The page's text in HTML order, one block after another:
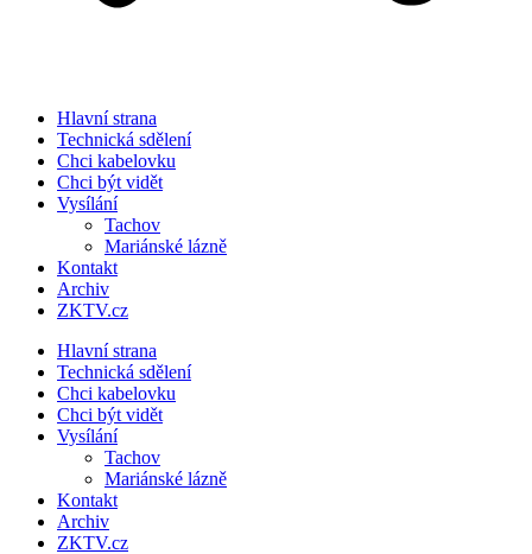
Hlavní strana
Technická sdělení
Chci kabelovku
Chci být vidět
Vysílání
Tachov
Mariánské lázně
Kontakt
Archiv
ZKTV.cz
Hlavní strana
Technická sdělení
Chci kabelovku
Chci být vidět
Vysílání
Tachov
Mariánské lázně
Kontakt
Archiv
ZKTV.cz